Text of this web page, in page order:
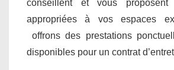
conseillent et vous proposent
appropriées à vos espaces
offrons des prestations
disponibles pour un contrat